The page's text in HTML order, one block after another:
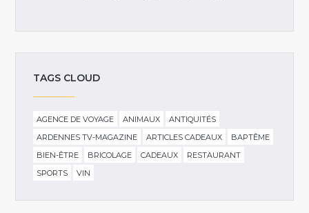
TAGS CLOUD
AGENCE DE VOYAGE ANIMAUX
ANTIQUITÉS
ARDENNES TV-MAGAZINE
ARTICLES CADEAUX
BAPTÊME
BIEN-ÊTRE
BRICOLAGE CADEAUX
RESTAURANT
SPORTS
VIN